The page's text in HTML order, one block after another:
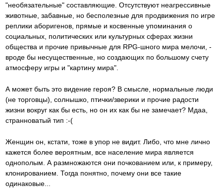
"необязательные" составляющие. Отсутствуют неагрессивные
животные, забавные, но бесполезные для продвижения по игре
реплики аборигенов, прямые и косвенные упоминания о
социальных, политических или культурных сферах жизни
общества и прочие привычные для RPG-шного мира мелочи, -
вроде бы несущественные, но создающих по большому счету
атмосферу игры и "картину мира".
А может быть это видение героя? В смысле, нормальные люди
(не торговцы), солнышко, птички/зверики и прочие радости
жизни вокруг как бы есть, но он их как бы не замечает? Мдаа,
странноватый тип :-(
Женщин он, кстати, тоже в упор не видит. Либо, что мне лично
кажется более вероятным, все население мира является
однополым. А размножаются они почкованием или, к примеру,
клонированием. Тогда понятно, почему они все такие
одинаковые...